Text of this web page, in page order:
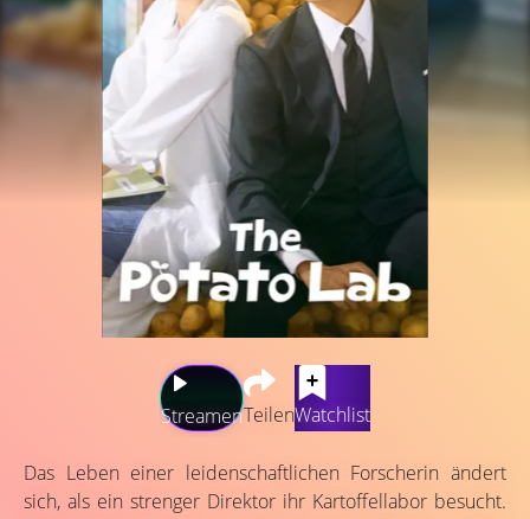
StreamenTeilenWatchlist
Das Leben einer leidenschaftlichen Forscherin ändert
sich, als ein strenger Direktor ihr Kartoffellabor besucht.